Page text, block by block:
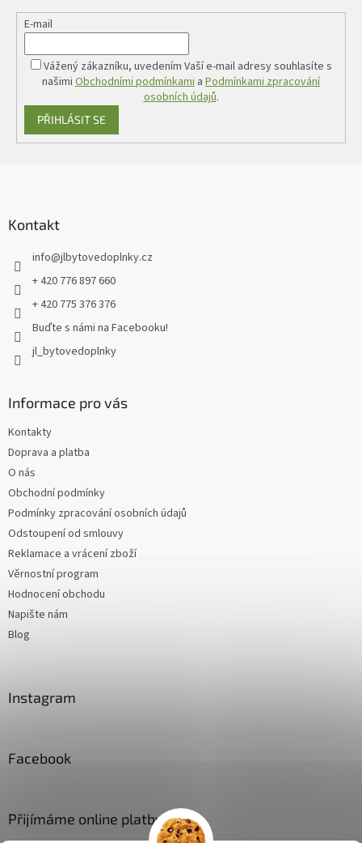
E-mail
Vážený zákazníku, uvedením Vaší e-mail adresy souhlasíte s
našimi Obchodními podmínkami a Podmínkami zpracování
osobních údajů.
PŘIHLÁSIT SE
Kontakt
info@jlbytovedoplnky.cz
+ 420 776 897 660
+ 420 775 376 376
Buďte s námi na Facebooku!
jl_bytovedoplnky
Informace pro vás
Kontakty
Doprava a platba
O nás
Obchodní podmínky
Podmínky zpracování osobních údajů
Odstoupení od smlouvy
Reklamace a vrácení zboží
Věrnostní program
Hodnocení obchodu
Napište nám
Blog
Instagram
Facebook
Přijímáme online platby